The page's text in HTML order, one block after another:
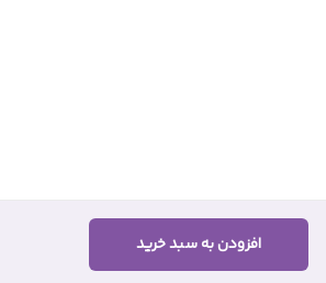
افزودن به سبد خرید